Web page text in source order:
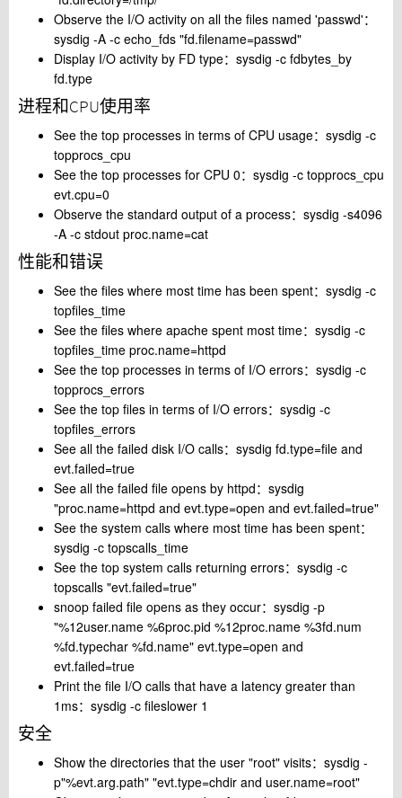
Observe the I/O activity on all the files named 'passwd'：
sysdig -A -c echo_fds "fd.filename=passwd"
Display I/O activity by FD type：sysdig -c fdbytes_by
fd.type
进程和CPU使用率
See the top processes in terms of CPU usage：sysdig -c
topprocs_cpu
See the top processes for CPU 0：sysdig -c topprocs_cpu
evt.cpu=0
Observe the standard output of a process：sysdig -s4096
-A -c stdout proc.name=cat
性能和错误
See the files where most time has been spent：sysdig -c
topfiles_time
See the files where apache spent most time：sysdig -c
topfiles_time proc.name=httpd
See the top processes in terms of I/O errors：sysdig -c
topprocs_errors
See the top files in terms of I/O errors：sysdig -c
topfiles_errors
See all the failed disk I/O calls：sysdig fd.type=file and
evt.failed=true
See all the failed file opens by httpd：sysdig
"proc.name=httpd and evt.type=open and evt.failed=true"
See the system calls where most time has been spent：
sysdig -c topscalls_time
See the top system calls returning errors：sysdig -c
topscalls "evt.failed=true"
snoop failed file opens as they occur：sysdig -p
"%12user.name %6proc.pid %12proc.name %3fd.num
%fd.typechar %fd.name" evt.type=open and
evt.failed=true
Print the file I/O calls that have a latency greater than
1ms：sysdig -c fileslower 1
安全
Show the directories that the user "root" visits：sysdig -
p"%evt.arg.path" "evt.type=chdir and user.name=root"